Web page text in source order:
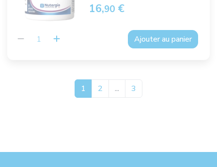
16,90 €
Ajouter au panier
1 2 ... 3